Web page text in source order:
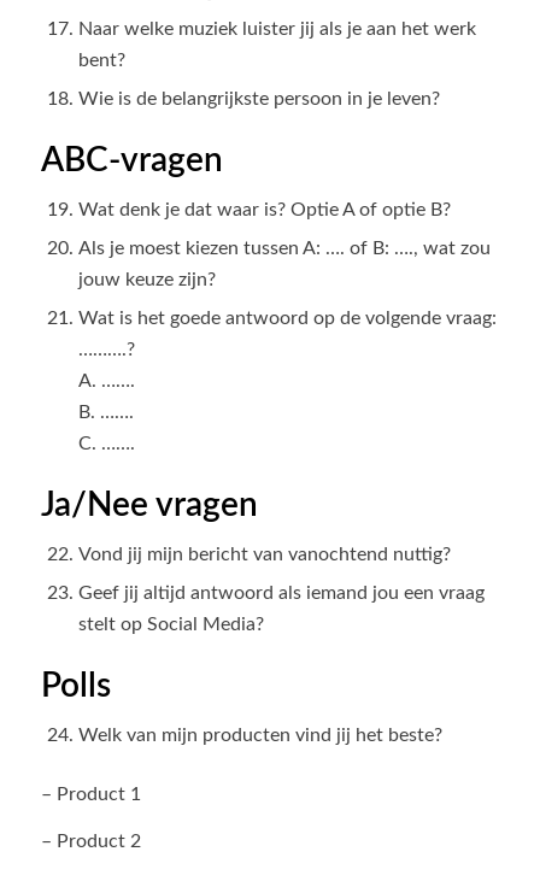
Naar welke muziek luister jij als je aan het werk
bent?
Wie is de belangrijkste persoon in je leven?
ABC-vragen
Wat denk je dat waar is? Optie A of optie B?
Als je moest kiezen tussen A: …. of B: …., wat zou
jouw keuze zijn?
Wat is het goede antwoord op de volgende vraag:
……….?
A. …….
B. …….
C. …….
Ja/Nee vragen
Vond jij mijn bericht van vanochtend nuttig?
Geef jij altijd antwoord als iemand jou een vraag
stelt op Social Media?
Polls
Welk van mijn producten vind jij het beste?
– Product 1
– Product 2